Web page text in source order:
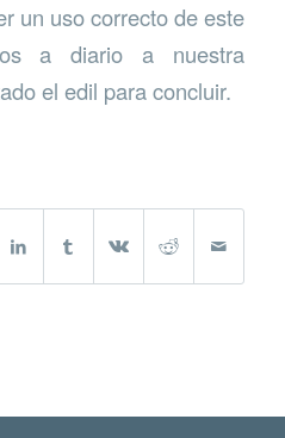
un uso correcto de este
a diario a nuestra
el edil para concluir.